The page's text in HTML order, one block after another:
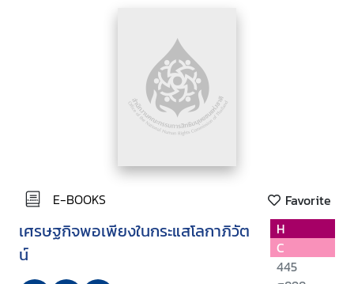
E-BOOKS Favorite
เศรษฐกิจพอเพียงในกระแสโลกาภิวัต
น์
H
C
445